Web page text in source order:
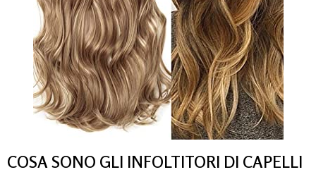
COSA SONO GLI INFOLTITORI DI CAPELLI